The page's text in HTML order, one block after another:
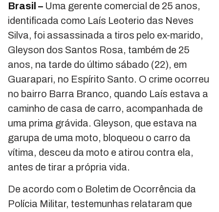
Brasil – Uma gerente comercial de 25 anos,
identificada como Laís Leoterio das Neves
Silva, foi assassinada a tiros pelo ex-marido,
Gleyson dos Santos Rosa, também de 25
anos, na tarde do último sábado (22), em
Guarapari, no Espírito Santo. O crime ocorreu
no bairro Barra Branco, quando Laís estava a
caminho de casa de carro, acompanhada de
uma prima grávida. Gleyson, que estava na
garupa de uma moto, bloqueou o carro da
vítima, desceu da moto e atirou contra ela,
antes de tirar a própria vida.
De acordo com o Boletim de Ocorrência da
Polícia Militar, testemunhas relataram que